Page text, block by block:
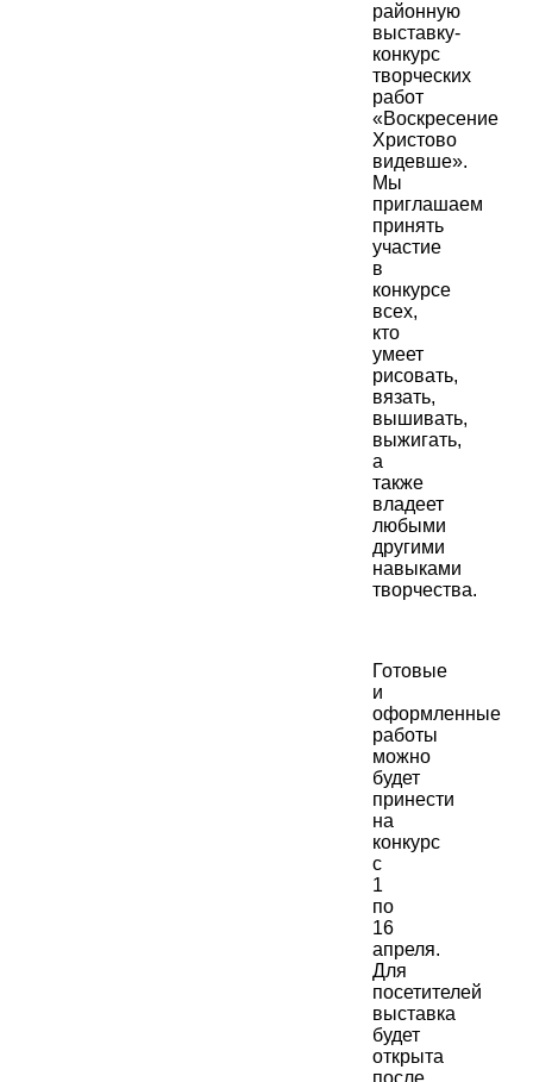
районную
выставку-
конкурс
творческих
работ
«Воскресение
Христово
видевше».
Мы
приглашаем
принять
участие
в
конкурсе
всех,
кто
умеет
рисовать,
вязать,
вышивать,
выжигать,
а
также
владеет
любыми
другими
навыками
творчества.
Готовые
и
оформленные
работы
можно
будет
принести
на
конкурс
с
1
по
16
апреля.
Для
посетителей
выставка
будет
открыта
после